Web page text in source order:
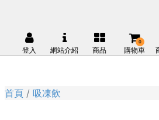
登入 網站介紹 商品 購物車
0
首頁 吸凍飲